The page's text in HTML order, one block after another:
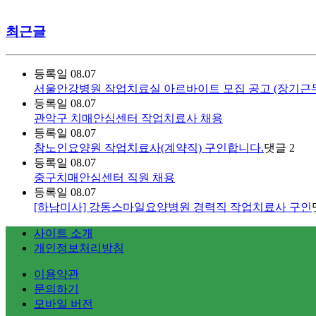
최근글
등록일 08.07
서울안강병원 작업치료실 아르바이트 모집 공고 (장기근
등록일 08.07
관악구 치매안심센터 작업치료사 채용
등록일 08.07
참노인요양원 작업치료사(계약직) 구인합니다.댓글 2
등록일 08.07
중구치매안심센터 직원 채용
등록일 08.07
[하남미사] 강동스마일요양병원 경력직 작업치료사 구인
사이트 소개
개인정보처리방침
이용약관
문의하기
모바일 버전